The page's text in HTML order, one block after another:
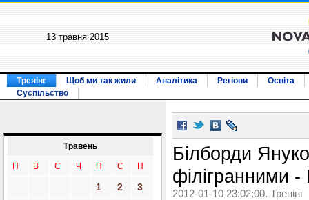
13 травня 2015
Тренінг Щоб ми так жили Аналітика Регіони
Освіта
Суспільство
Травень
П В С Ч П С Н
1 2
3
Білборди
філігранними
2012-01-10 23:02:00. Тренінг